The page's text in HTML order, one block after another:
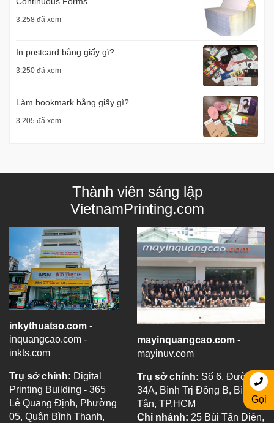
3.258 đã xem
In postcard bằng giấy gì?
3.250 đã xem
Làm bookmark bằng giấy gì?
3.205 đã xem
Thành viên sáng lập
VietnamPrinting.com
inkythuatso.com -
inquangcao.com -
inkts.com
Trụ sở chính: Digital
Printing Building - 365
Lê Quang Định, Phường
05, Quận Bình Thạnh,
mayinquangcao.com -
mayinuv.com
Trụ sở chính: Số 6, Đường
34A, Bình Trị Đông B, Bình
Tân, TP.HCM
Chi nhánh: 25 Bùi Tấn Diên,
Gọi